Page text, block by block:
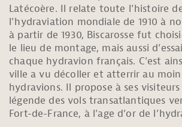
Latécoère. Il relate toute l’histoire
l’hydraviation mondiale de 1910 à
à partir de 1930, Biscarosse fut
le lieu de montage, mais aussi
chaque hydravion français. C’est
ville a vu décoller et atterrir au
hydravions. Il propose à ses
légende des vols transatlantiques
Fort-de-France, à l’age d’or de